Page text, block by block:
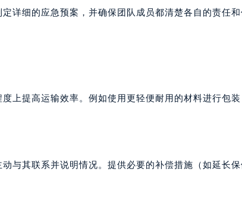
详细的应急预案，并确保团队成员都清楚各自的责任
上提高运输效率。例如使用更轻便耐用的材料进行包
与其联系并说明情况。提供必要的补偿措施（如延长